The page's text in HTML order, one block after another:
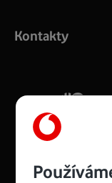
silný signál pro
Více o COMPAL
Kontakty